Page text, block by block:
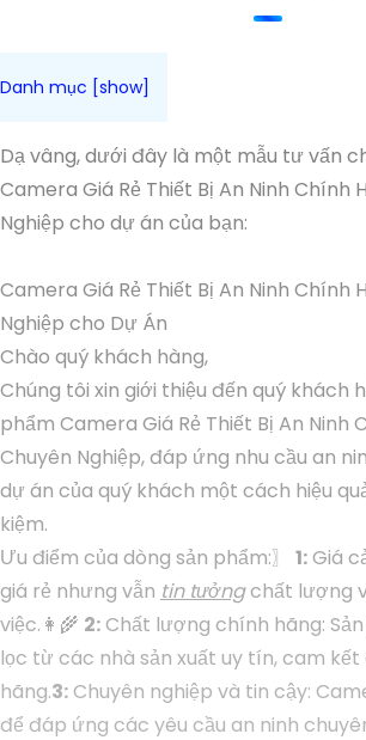
Dạ vâng, dưới đây là một mẫu tư vấn
Camera Giá Rẻ Thiết Bị An Ninh Chính
Nghiệp cho dự án của bạn:
Camera Giá Rẻ Thiết Bị An Ninh Chính
Nghiệp cho Dự Án
Chào quý khách hàng,
Chúng tôi xin giới thiệu đến quý khách
phẩm Camera Giá Rẻ Thiết Bị An Ninh
Chuyên Nghiệp, đáp ứng nhu cầu an
dự án của quý khách một cách hiệu
kiệm.
Ưu điểm của dòng sản phẩm:〗 1:Giá
giá rẻ nhưng vẫn tin tưởngchất lượng
việc.👩‍🌾 2:Chất lượng chính hãng:
lọc từ các nhà sản xuất uy tín, cam
hãng.3: Chuyên nghiệp và tin cậy:
để đáp ứng các yêu cầu an ninh